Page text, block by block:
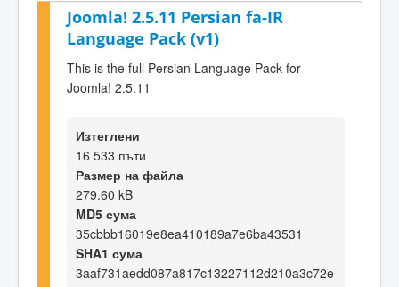
Joomla! 2.5.11 Persian fa-IR
Language Pack (v1)
This is the full Persian Language Pack for
Joomla! 2.5.11
Изтеглени
16 533 пъти
Размер на файла
279.60 kB
MD5 сума
35cbbb16019e8ea410189a7e6ba43531
SHA1 сума
3aaf731aedd087a817c13227112d210a3c72e